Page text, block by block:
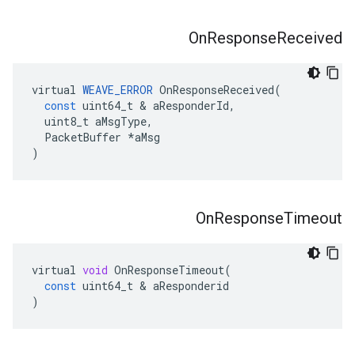
OnResponseReceived
virtual WEAVE_ERROR OnResponseReceived(
const uint64_t & aResponderId,
uint8_t aMsgType,
PacketBuffer *aMsg
)
OnResponseTimeout
virtual void OnResponseTimeout(
const uint64_t & aResponderid
)